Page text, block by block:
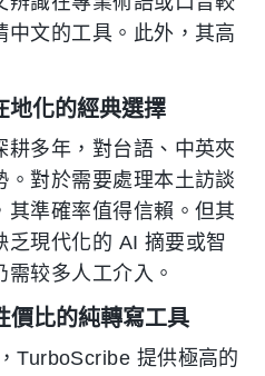
中文的工具。此外，其高
地化的經典選擇
耕多年，對台語、中英夾
對於需要處理本土訪談
其準確率值得信賴。但其
乏現代化的 AI 摘要或智
较多人工介入。
比的純轉寫工具
TurboScribe 提供極高的